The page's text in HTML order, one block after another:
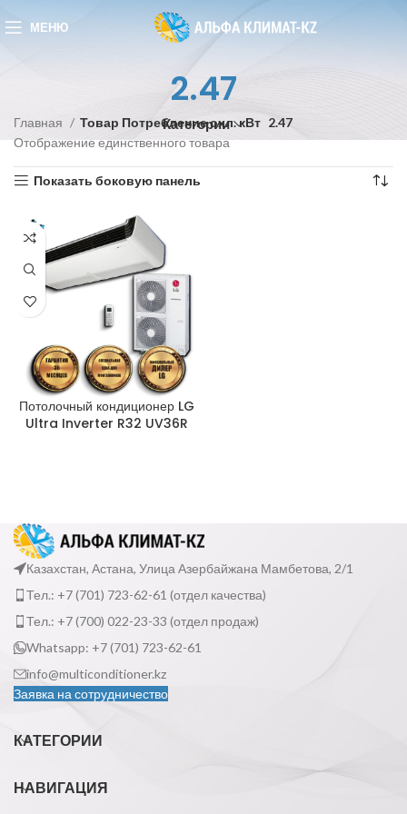
МЕНЮ
2.47
Категории
Главная Товар Потребление охл. кВт 2.47
Отображение единственного товара
Показать боковую панель
Потолочный кондиционер LG
Ultra Inverter R32 UV36R
Казахстан, Астана, Улица Азербайжана Мамбетова, 2/1
Тел.: +7 (701) 723-62-61 (отдел качества)
Тел.: +7 (700) 022-23-33 (отдел продаж)
Whatsapp: +7 (701) 723-62-61
info@multiconditioner.kz
Заявка на сотрудничество
КАТЕГОРИИ
НАВИГАЦИЯ